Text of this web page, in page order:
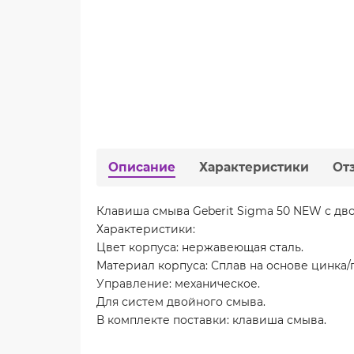
Описание Характеристики
Клавиша смыва Geberit Sigma 50 NEW с
Характеристики:
Цвет корпуса: нержавеющая сталь.
Материал корпуса: Сплав на основе цинка/
Управление: механическое.
Для систем двойного смыва.
В комплекте поставки: клавиша смыва.